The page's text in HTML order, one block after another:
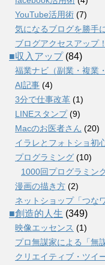
YouTube活用術 (7)
気になるブログを勝手
ブログアクセスアップ
■収入アップ(84)
福業ナビ（副業・複業
AI記事 (4)
3分で仕事改革 (1)
LINEスタンプ(9)
Macのお医者さん (20)
イラレとフォトショ初
プログラミング (10)
1000回プログラミン
漫画の描き方 (2)
ネットショップ「つな
■創造的人生 (349)
映像エッセンス (1)
プロ無謀家による「無
クリエイティブ・ツイ